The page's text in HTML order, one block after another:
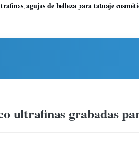
,agujas de belleza para tatuaje
ultrafinas grabadas